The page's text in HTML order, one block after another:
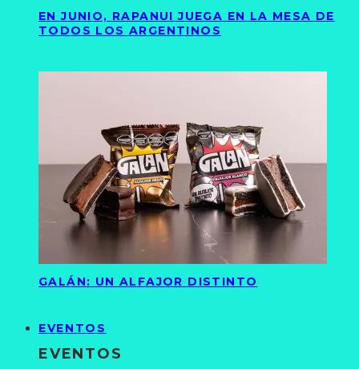
EN JUNIO, RAPANUI JUEGA EN LA MESA DE
TODOS LOS ARGENTINOS
GALÁN: UN ALFAJOR DISTINTO
EVENTOS
EVENTOS